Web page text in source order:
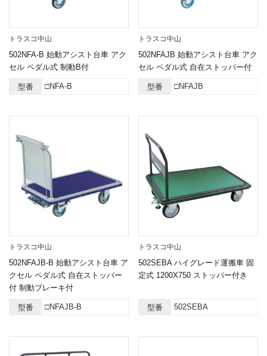
トラスコ中山
502NFA-B 始動アシスト台車 アク
セル ペダル式 制動B付
型番 □NFA-B
トラスコ中山
502NFAJB 始動アシスト台車 アク
セル ペダル式 自在ストッパー付
型番 □NFAJB
トラスコ中山
502NFAJB-B 始動アシスト台車 ア
クセル ペダル式 自在ストッパー
付 制動ブレーキ付
型番 □NFAJB-B
トラスコ中山
502SEBA ハイグレード運搬車 固
定式 1200X750 ストッパー付き
型番 502SEBA